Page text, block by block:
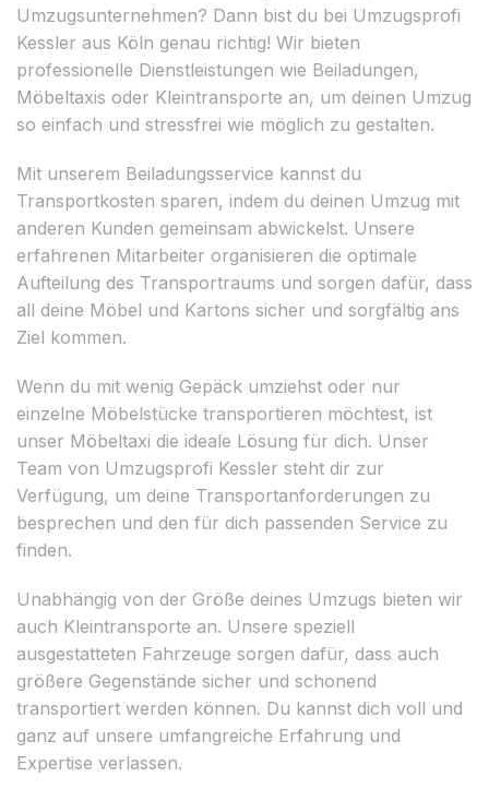
Umzugsunternehmen? Dann bist du bei Umzugsprofi
Kessler aus Köln genau richtig! Wir bieten
professionelle Dienstleistungen wie Beiladungen,
Möbeltaxis oder Kleintransporte an, um deinen Umzug
so einfach und stressfrei wie möglich zu gestalten.
Mit unserem Beiladungsservice kannst du
Transportkosten sparen, indem du deinen Umzug mit
anderen Kunden gemeinsam abwickelst. Unsere
erfahrenen Mitarbeiter organisieren die optimale
Aufteilung des Transportraums und sorgen dafür, dass
all deine Möbel und Kartons sicher und sorgfältig ans
Ziel kommen.
Wenn du mit wenig Gepäck umziehst oder nur
einzelne Möbelstücke transportieren möchtest, ist
unser Möbeltaxi die ideale Lösung für dich. Unser
Team von Umzugsprofi Kessler steht dir zur
Verfügung, um deine Transportanforderungen zu
besprechen und den für dich passenden Service zu
finden.
Unabhängig von der Größe deines Umzugs bieten wir
auch Kleintransporte an. Unsere speziell
ausgestatteten Fahrzeuge sorgen dafür, dass auch
größere Gegenstände sicher und schonend
transportiert werden können. Du kannst dich voll und
ganz auf unsere umfangreiche Erfahrung und
Expertise verlassen.